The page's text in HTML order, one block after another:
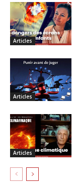
Articles
Articles
Articles